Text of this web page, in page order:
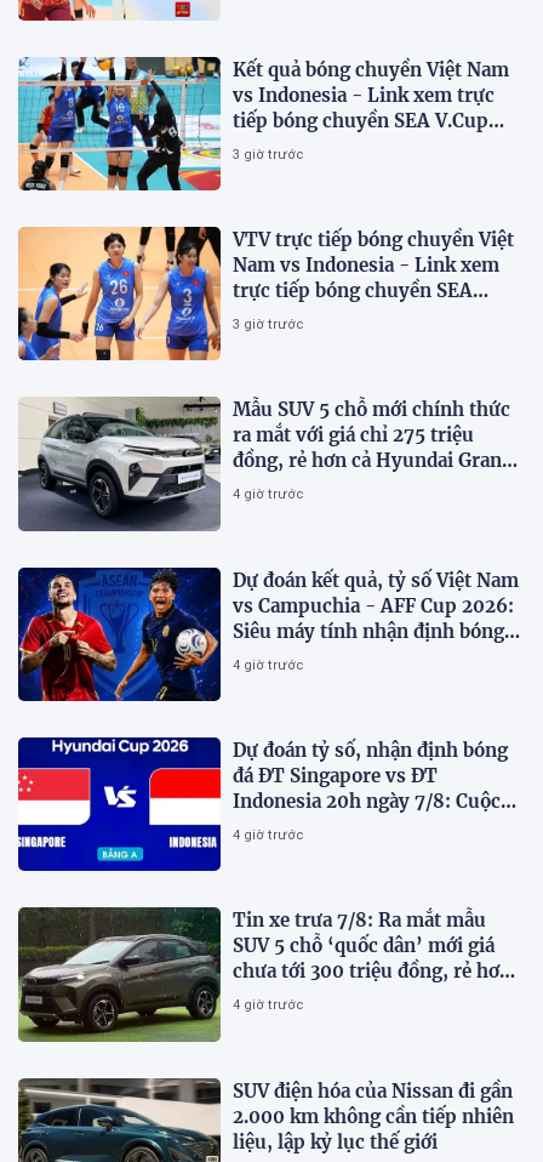
Kết quả bóng chuyền Việt Nam
vs Indonesia - Link xem trực
tiếp bóng chuyền SEA V.Cup
2026 trên VTV
3 giờ trước
VTV trực tiếp bóng chuyền Việt
Nam vs Indonesia - Link xem
trực tiếp bóng chuyền SEA
V.Cup 2026 hôm nay 7/8
3 giờ trước
Mẫu SUV 5 chỗ mới chính thức
ra mắt với giá chỉ 275 triệu
đồng, rẻ hơn cả Hyundai Grand
i10 và Kia Morning
4 giờ trước
Dự đoán kết quả, tỷ số Việt Nam
vs Campuchia - AFF Cup 2026:
Siêu máy tính nhận định bóng
đá hôm nay
4 giờ trước
Dự đoán tỷ số, nhận định bóng
đá ĐT Singapore vs ĐT
Indonesia 20h ngày 7/8: Cuộc
chiến sống còn
4 giờ trước
Tin xe trưa 7/8: Ra mắt mẫu
SUV 5 chỗ ‘quốc dân’ mới giá
chưa tới 300 triệu đồng, rẻ hơn
Kia Morning và Hyundai Grand
4 giờ trước
SUV điện hóa của Nissan đi gần
2.000 km không cần tiếp nhiên
liệu, lập kỷ lục thế giới